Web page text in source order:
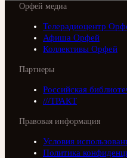
Орфей медиа
Телерадиоцентр
Афиша Орфей
Коллективы Орфей
Партнеры
Российская
///ТРАКТ
Правовая информация
Условия
Политика